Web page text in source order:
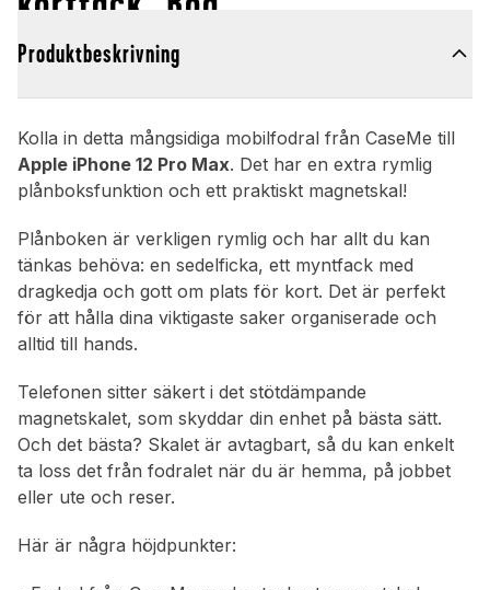
Produktbeskrivning
Kolla in detta mångsidiga mobilfodral från CaseMe till
Apple iPhone 12 Pro Max. Det har en extra rymlig
plånboksfunktion och ett praktiskt magnetskal!
Plånboken är verkligen rymlig och har allt du kan
tänkas behöva: en sedelficka, ett myntfack med
dragkedja och gott om plats för kort. Det är perfekt
för att hålla dina viktigaste saker organiserade och
alltid till hands.
Telefonen sitter säkert i det stötdämpande
magnetskalet, som skyddar din enhet på bästa sätt.
Och det bästa? Skalet är avtagbart, så du kan enkelt
ta loss det från fodralet när du är hemma, på jobbet
eller ute och reser.
Här är några höjdpunkter: